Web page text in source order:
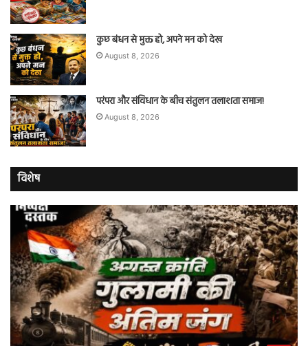
कुछ बंधन से मुक्त हो, अपने मन को देख
August 8, 2026
परंपरा और संविधान के बीच संतुलन तलाशता समाज!
August 8, 2026
विशेष